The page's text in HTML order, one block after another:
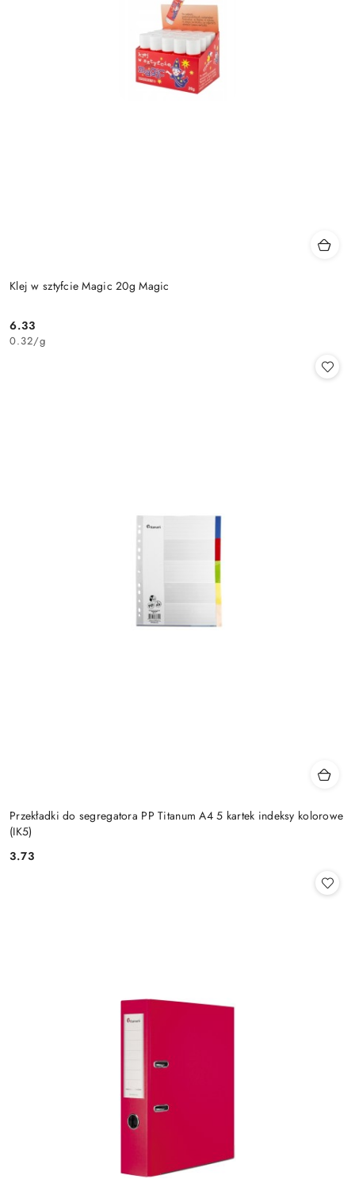
Klej w sztyfcie Magic 20g Magic
Cena:
6.33
0.32/g
Przekładki do segregatora PP Titanum A4 5 kartek indeksy kolorowe
(IK5)
Cena:
3.73